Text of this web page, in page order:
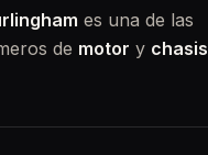
es una de las
de motor y chasis